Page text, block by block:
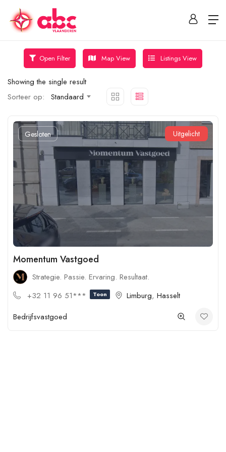
Open Filter Map View Listings View
Showing the single result
Sorteer op:
Standaard
Gesloten Uitgelicht
Momentum Vastgoed
Strategie. Passie. Ervaring. Resultaat.
+32 11 96 51***
Toon Limburg, Hasselt
Bedrijfsvastgoed